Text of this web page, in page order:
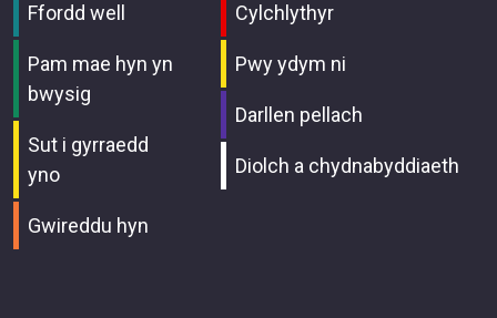
Ffordd well
Pam mae hyn yn
bwysig
Sut i gyrraedd
yno
Gwireddu hyn
Cylchlythyr
Pwy ydym ni
Darllen pellach
Diolch a chydnabyddiaeth